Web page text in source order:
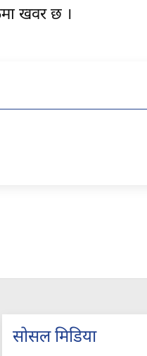
खवर छ ।
सोसल मिडिया